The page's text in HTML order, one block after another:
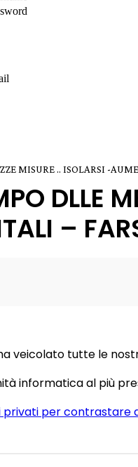
MISURE .. ISOLARSI -
DLLE
–
ha veicolato tutte le
informatica al più
per contrastare